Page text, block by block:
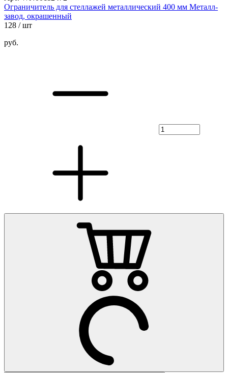
Ограничитель для стеллажей металлический 400 мм Металл-
завод, окрашенный
128 / шт
руб.